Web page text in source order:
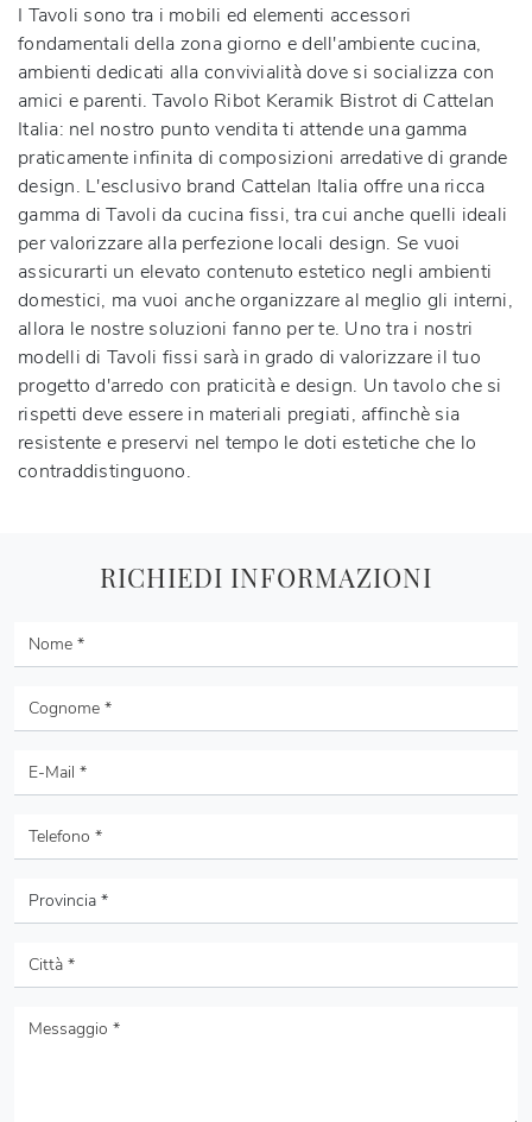
I Tavoli sono tra i mobili ed elementi accessori
fondamentali della zona giorno e dell'ambiente cucina,
ambienti dedicati alla convivialità dove si socializza con
amici e parenti. Tavolo Ribot Keramik Bistrot di Cattelan
Italia: nel nostro punto vendita ti attende una gamma
praticamente infinita di composizioni arredative di grande
design. L'esclusivo brand Cattelan Italia offre una ricca
gamma di Tavoli da cucina fissi, tra cui anche quelli ideali
per valorizzare alla perfezione locali design. Se vuoi
assicurarti un elevato contenuto estetico negli ambienti
domestici, ma vuoi anche organizzare al meglio gli interni,
allora le nostre soluzioni fanno per te. Uno tra i nostri
modelli di Tavoli fissi sarà in grado di valorizzare il tuo
progetto d'arredo con praticità e design. Un tavolo che si
rispetti deve essere in materiali pregiati, affinchè sia
resistente e preservi nel tempo le doti estetiche che lo
contraddistinguono.
RICHIEDI INFORMAZIONI